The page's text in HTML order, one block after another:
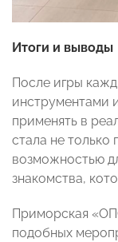
Итоги и выводы
После игры
инструментами
применять в
стала не только
возможностью
знакомства,
Приморская
подобных